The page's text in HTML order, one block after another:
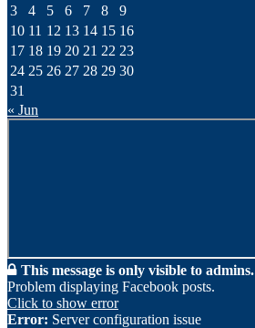
3
4 5 6 7 8
9
10 11 12 13 14 15 16
17 18 19 20 21 22 23
24 25 26 27 28 29 30
31
« Jun
This message is only visible to admins.
Problem displaying Facebook posts.
Click to show error
Error: Server configuration issue